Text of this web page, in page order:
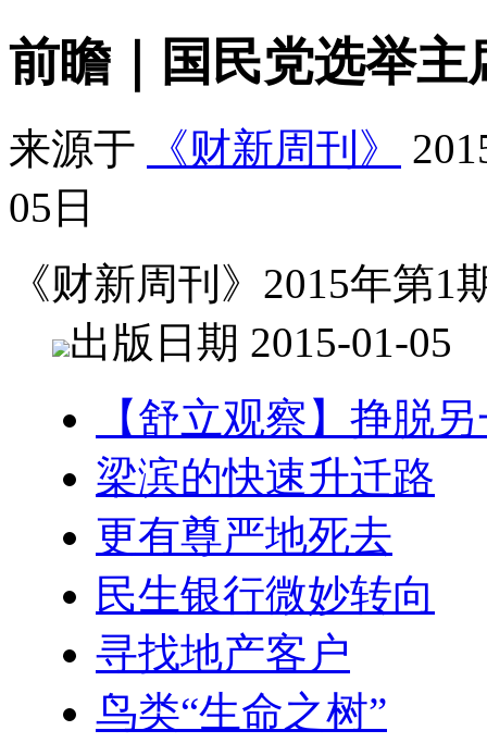
前瞻｜国民党选举
来源于 《财新周刊》
05日
《财新周刊》2015年第1
出版日期 2015-01-05
【舒立观察】挣脱
梁滨的快速升迁路
更有尊严地死去
民生银行微妙转向
寻找地产客户
鸟类“生命之树”